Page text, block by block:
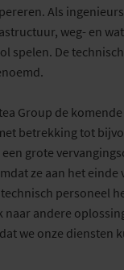
Als ingenieurs
weg- en
spelen. De
Group de
betrekking tot
grote
ze aan het
personeel
naar andere
we onze diensten